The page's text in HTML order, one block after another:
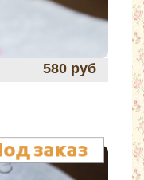
580 руб